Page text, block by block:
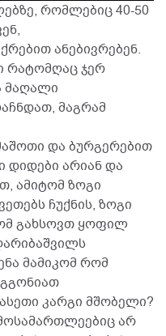
რომლებიც 40-50
ანებივრებენ.
რატომღაც ჯერ
მაღალი
მაგრამ
და ბურგერებით
დიდები არიან და
ამიტომ ზოგი
ჩუქნის, ზოგი
გახსოვთ ყოფილ
მამიკომ რომ
კარგი მშობელი?
არ